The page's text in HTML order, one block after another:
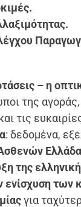
– η
της
τις
: δεδομένα,
της
ενίσχυση
για